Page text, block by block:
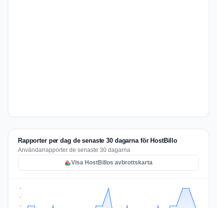
Rapporter per dag de senaste 30 dagarna för HostBillo
Användarrapporter de senaste 30 dagarna
Visa HostBillos avbrottskarta
1
2
2